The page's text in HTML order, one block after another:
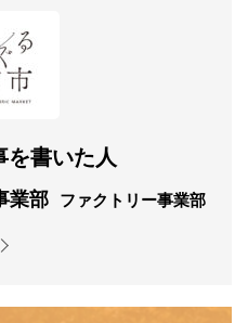
を書いた人
業部 ファクトリー事業部